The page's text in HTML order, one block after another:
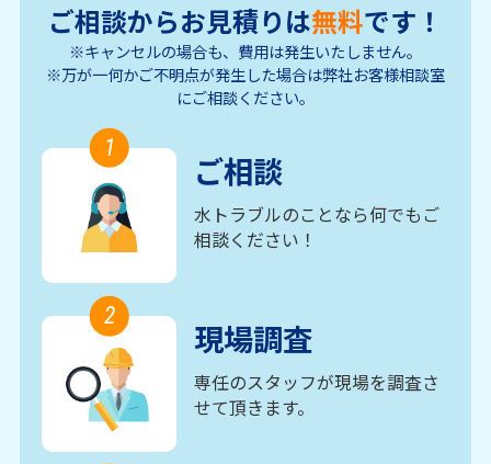
ご相談からお見積りは無料です！
※キャンセルの場合も、費用は発生いたしません。
※万が一何かご不明点が発生した場合は弊社お客様相談室
にご相談ください。
1
ご相談
水トラブルのことなら何でもご
相談ください！
2
現場調査
専任のスタッフが現場を調査さ
せて頂きます。